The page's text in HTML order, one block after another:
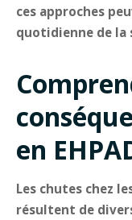
ces approches
quotidienne de la
en
Les chutes chez
résultent de